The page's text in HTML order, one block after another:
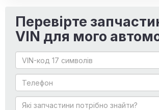
Перевірте
VIN для мого